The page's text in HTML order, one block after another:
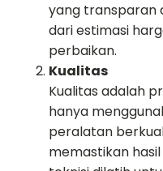
yang transparan
dari estimasi
perbaikan.
Kualitas
Kualitas adalah
hanya
peralatan
memastikan